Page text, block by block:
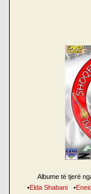
Albume të tjerë
•Elda Shabani •